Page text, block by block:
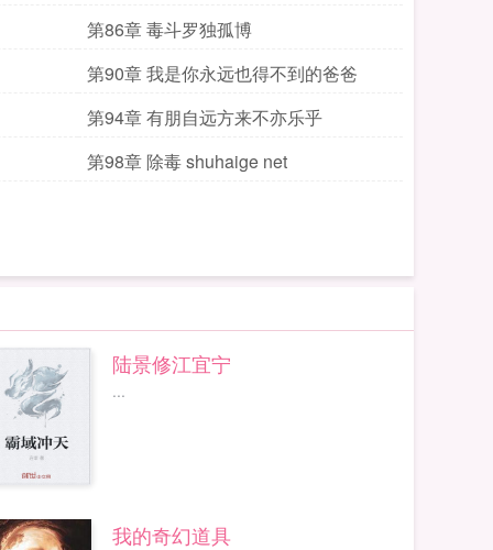
第86章 毒斗罗独孤博
第90章 我是你永远也得不到的爸爸
第94章 有朋自远方来不亦乐乎
第98章 除毒 shuhaige net
陆景修江宜宁
...
我的奇幻道具